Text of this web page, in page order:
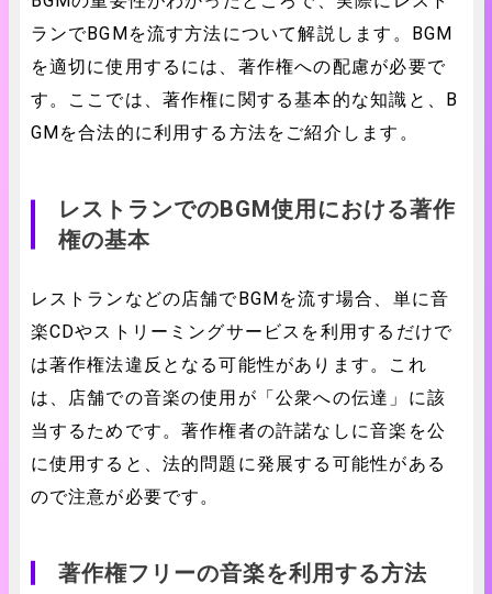
ランでBGMを流す方法について解説します。BGM
を適切に使用するには、著作権への配慮が必要で
す。ここでは、著作権に関する基本的な知識と、B
GMを合法的に利用する方法をご紹介します。
レストランでのBGM使用における著作
権の基本
レストランなどの店舗でBGMを流す場合、単に音
楽CDやストリーミングサービスを利用するだけで
は著作権法違反となる可能性があります。これ
は、店舗での音楽の使用が「公衆への伝達」に該
当するためです。著作権者の許諾なしに音楽を公
に使用すると、法的問題に発展する可能性がある
ので注意が必要です。
著作権フリーの音楽を利用する方法